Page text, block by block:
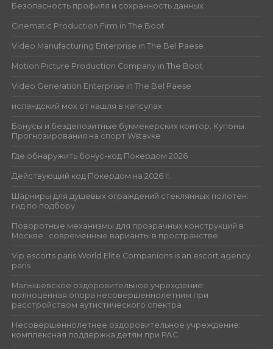
Безопасность профиля и сохранность данных
Cinematic Production Firm in The Boot
Video Manufacturing Enterprise in The Bel Paese
Motion Picture Production Company in The Boot
Video Generation Enterprise in The Bel Paese
исландский мох от кашля в капсулах
Бонусы и бездепозитные букмекерских контор. Купоны.
Прогнозирования на спорт Wstavke
Где обнаружить бонус-код Покердом 2026
Действующий код Покердом на 2026 г.
Шарниры для душевых ограждений стеклянных полотен:
гид по подбору
Поворотные механизмы для прозрачных конструкций в
Москве : современные варианты в пространстве
Vip escorts paris World Elite Companions is an escort agency
paris
Малышевское оздоровительное учреждение:
полноценная опора несовершеннолетним при
расстройством аутистического спектра
Несовершеннолетнее оздоровительное учреждение:
комплексная поддержка детям при РАС